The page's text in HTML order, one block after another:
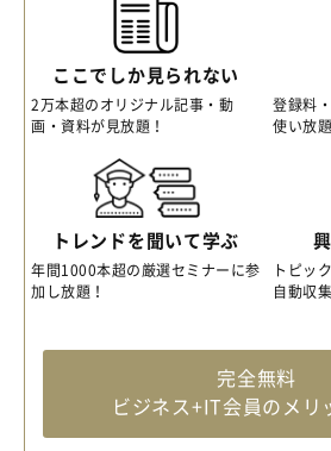
ここでしか見られない
2万本超のオリジナル記事・動
画・資料が見放題！
登録料
使い放題
トレンドを聞いて学ぶ
年間1000本超の厳選セミナーに参
加し放題！
トピッ
自動収集
完全無料
ビジネス+IT会員のメリ